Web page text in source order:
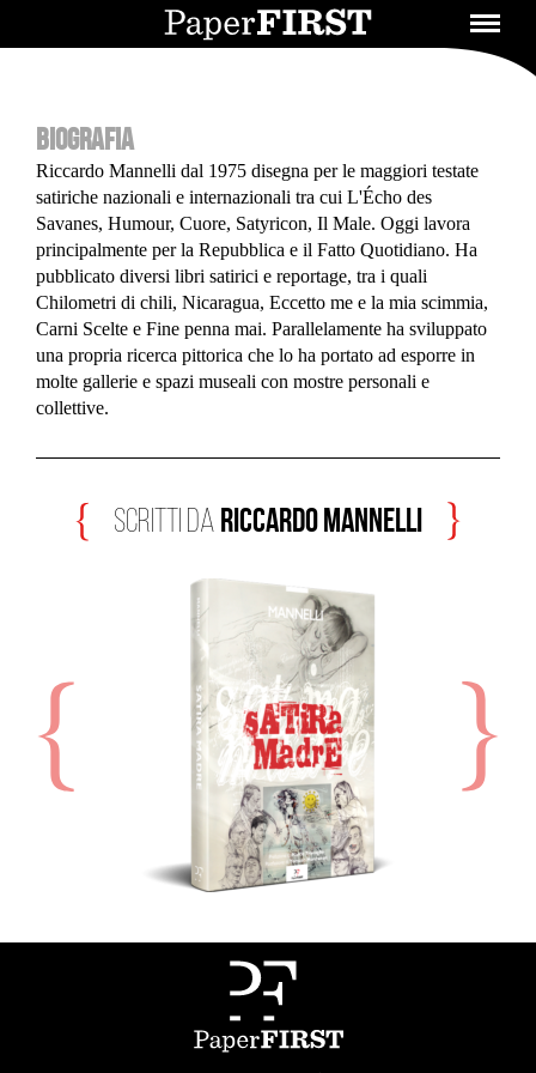
BIOGRAFIA
Riccardo Mannelli dal 1975 disegna per le maggiori testate
satiriche nazionali e internazionali tra cui L'Écho des
Savanes, Humour, Cuore, Satyricon, Il Male. Oggi lavora
principalmente per la Repubblica e il Fatto Quotidiano. Ha
pubblicato diversi libri satirici e reportage, tra i quali
Chilometri di chili, Nicaragua, Eccetto me e la mia scimmia,
Carni Scelte e Fine penna mai. Parallelamente ha sviluppato
una propria ricerca pittorica che lo ha portato ad esporre in
molte gallerie e spazi museali con mostre personali e
collettive.
scritti da Riccardo Mannelli